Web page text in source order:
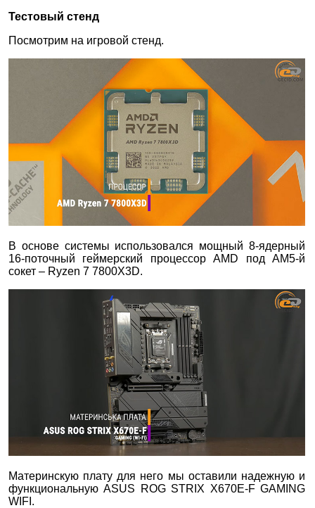
Тестовый стенд
Посмотрим на игровой стенд.
В основе системы использовался мощный 8-ядерный
16-поточный геймерский процессор AMD под AM5-й
сокет – Ryzen 7 7800X3D.
Материнскую плату для него мы оставили надежную и
функциональную ASUS ROG STRIX X670E-F GAMING
WIFI.